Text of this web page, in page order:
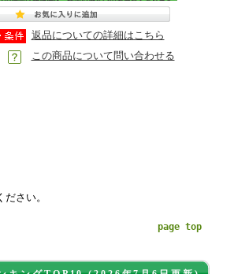
返品についての詳細はこちら
この商品について問い合わせる
さい。
page top